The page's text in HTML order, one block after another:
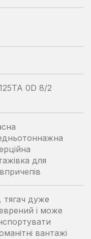
0D 8/2
для
тягач дуже
і може
вантажі